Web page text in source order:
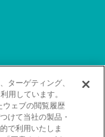
ターゲティング、
用しています。
ウェブの閲覧履歴
けて当社の製品・
で利用いたしま